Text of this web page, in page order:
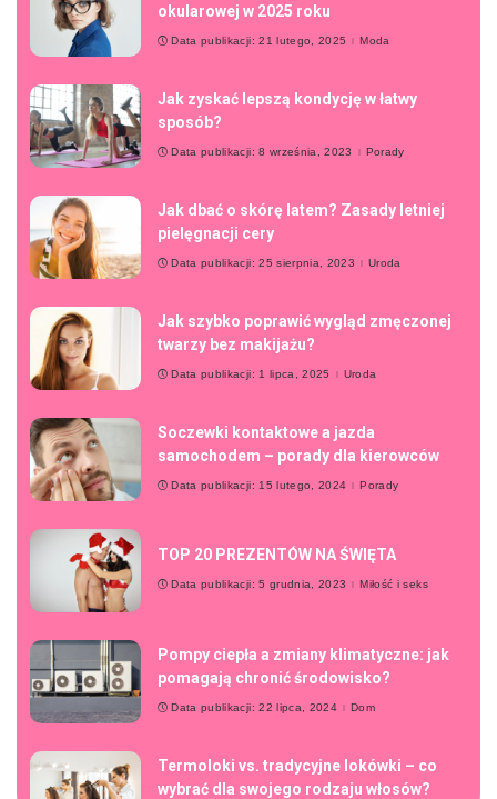
okularowej w 2025 roku
Data publikacji: 21 lutego, 2025 Moda
Jak zyskać lepszą kondycję w łatwy
sposób?
Data publikacji: 8 września, 2023 Porady
Jak dbać o skórę latem? Zasady letniej
pielęgnacji cery
Data publikacji: 25 sierpnia, 2023 Uroda
Jak szybko poprawić wygląd zmęczonej
twarzy bez makijażu?
Data publikacji: 1 lipca, 2025 Uroda
Soczewki kontaktowe a jazda
samochodem – porady dla kierowców
Data publikacji: 15 lutego, 2024 Porady
TOP 20 PREZENTÓW NA ŚWIĘTA
Data publikacji: 5 grudnia, 2023 Miłość i seks
Pompy ciepła a zmiany klimatyczne: jak
pomagają chronić środowisko?
Data publikacji: 22 lipca, 2024 Dom
Termoloki vs. tradycyjne lokówki – co
wybrać dla swojego rodzaju włosów?